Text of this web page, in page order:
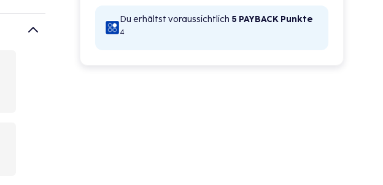
Du erhältst voraussichtlich 5 PAYBACK Punkte
4